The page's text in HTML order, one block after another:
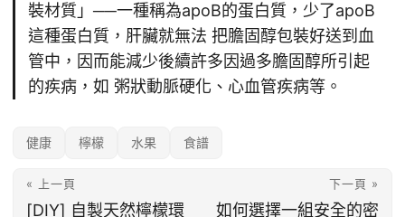
裝材質」──一種稱為apoB的蛋白質，少了apoB
這種蛋白質，肝臟就無法 把膽固醇包裝好送到血
管中，因而能減少後續許多因過多膽固醇所引起
的疾病，如 粥狀動脈硬化、心血管疾病等。
健康 檸檬 水果 食譜
« 上一頁
[DIY] 自製天然檸檬環
下一頁 »
如何選擇一組安全的密